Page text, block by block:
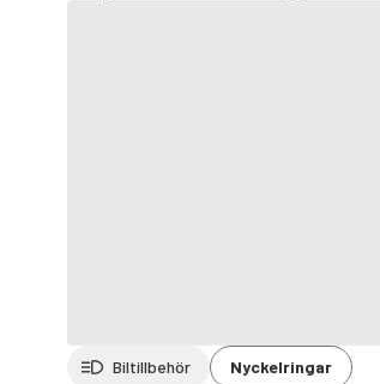
Biltillbehör Nyckelringar